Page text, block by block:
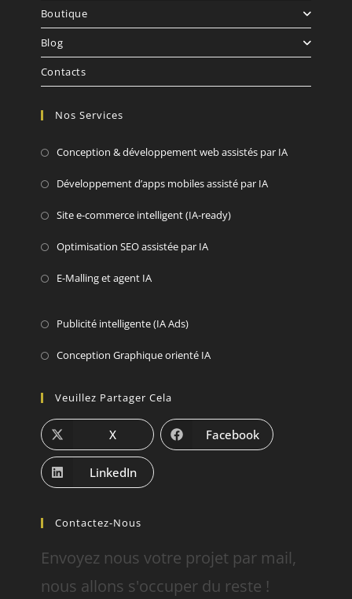
Boutique
Blog
Contacts
Nos Services
Conception & développement web assistés par IA
Développement d’apps mobiles assisté par IA
Site e-commerce intelligent (IA-ready)
Optimisation SEO assistée par IA
E-Malling et agent IA
Publicité intelligente (IA Ads)
Conception Graphique orienté IA
Veuillez Partager Cela
X Facebook
LinkedIn
Contactez-Nous
Envoyez nous votre projet par mail,
nous allons s'occuper du reste !